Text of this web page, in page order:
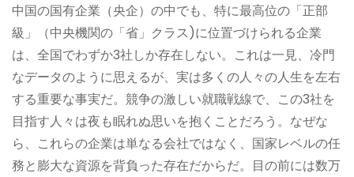
中国の国有企業（央企）の中でも、特に最高位の「正部
級」（中央機関の「省」クラス)に位置づけられる企業
は、全国でわずか3社しか存在しない。これは一見、冷門
なデータのように思えるが、実は多くの人々の人生を左右
する重要な事実だ。競争の激しい就職戦線で、この3社を
目指す人々は夜も眠れぬ思いを抱くことだろう。なぜな
ら、これらの企業は単なる会社ではなく、国家レベルの任
務と膨大な資源を背負った存在だからだ。目の前には数万